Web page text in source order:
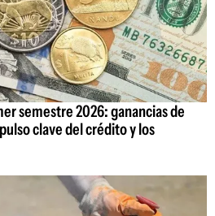
semestre 2026: ganancias de
clave del crédito y los